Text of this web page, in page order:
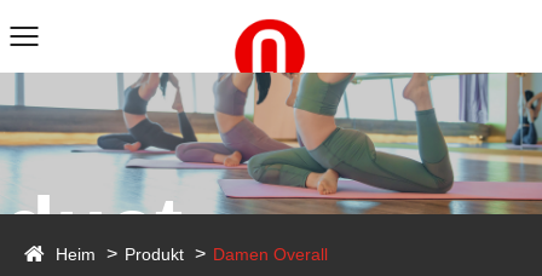
Heim Produkt Damen Overall